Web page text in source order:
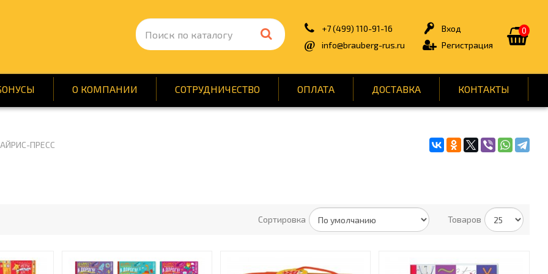
0
Вход
Регистрация
+7 (499) 110-91-16
info@brauberg-rus.ru
О КОМПАНИИ СОТРУДНИЧЕСТВО ОПЛАТА ДОСТАВКА КОНТАКТЫ
БЫТОВАЯ ТЕХНИКА
ОФИС
ДЛЯ ОФИСА ТОВАРЫ ДЛЯ МЕДИЦИНЫ
АЙРИС-ПРЕСС
Товаров
Сортировка